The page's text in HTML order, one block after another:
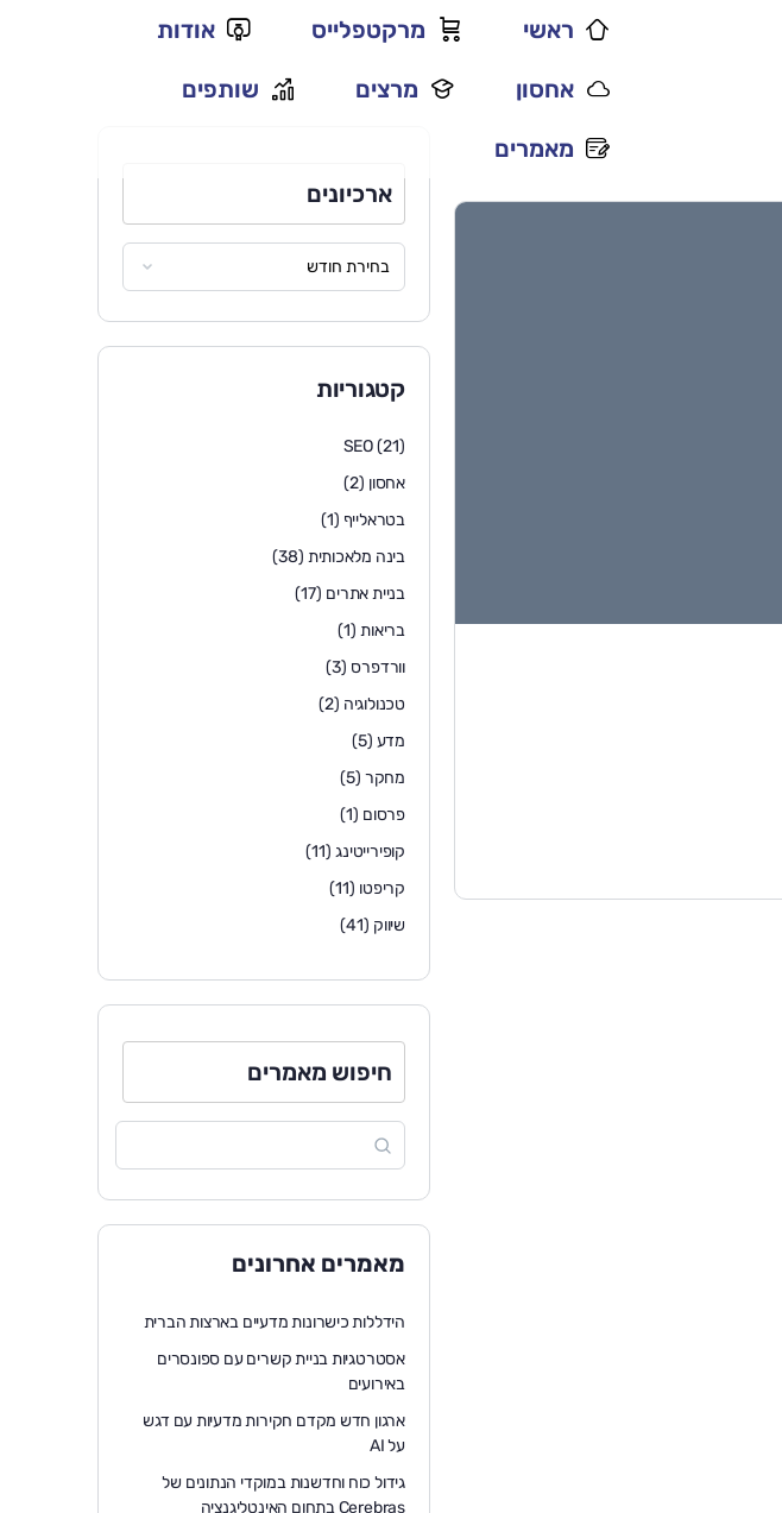
ראשי מרקטפלייס אודות
אחסון מרצים שותפים
מאמרים
ארכיונים
קטגוריות
SEO(21)
אחסון (2)
בטראלייף (1)
בינה מלאכותית (38)
בניית אתרים (17)
בריאות(1)
וורדפרס (3)
טכנולוגיה (2)
מדע (5)
מחקר (5)
פרסום (1)
קופירייטינג(11)
קריפטו (11)
שיווק (41)
חיפוש מאמרים
מאמרים אחרונים
הידללות כישרונות מדעיים בארצות הברית
אסטרטגיות בניית קשרים עם ספונסרים
באירועים
ארגון חדש מקדם חקירות מדעיות עם דגש
על AI
גידול כוח וחדשנות במוקדי הנתונים של
Cerebras בתחום האינטליגנציה